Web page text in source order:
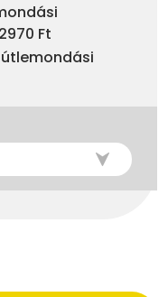
Ft